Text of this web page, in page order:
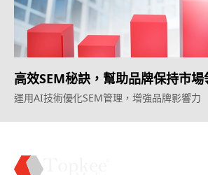
高效SEM秘訣，幫助品牌保持市場
運用AI技術優化SEM管理，增強品牌影響力